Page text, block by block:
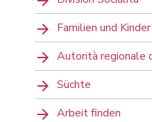
Familien und Kinder
Autorità regionale
Süchte
Arbeit finden